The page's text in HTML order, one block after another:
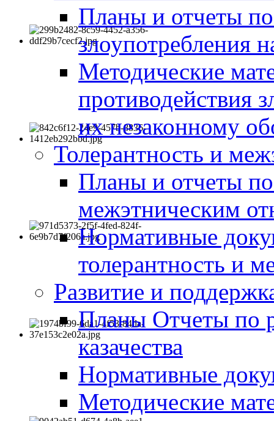
Планы и отчеты
злоупотребления
Методические
противодействия
их незаконному
Толерантность и
Планы и отчеты
межэтническим
Нормативные
толерантность и
Развитие и
Планы Отчеты по
казачества
Нормативные
Методические